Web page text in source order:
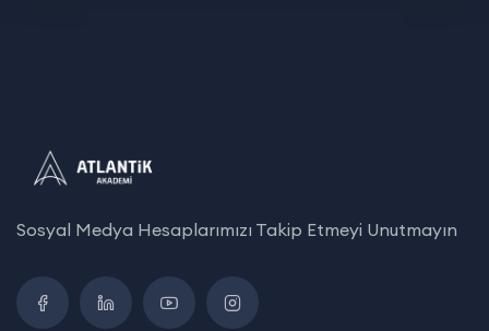
Sosyal Medya Hesaplarımızı Takip Etmeyi Unutmayın